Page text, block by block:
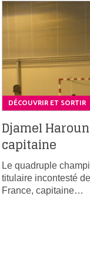
DÉCOUVRIR ET SORTIR
Djamel
capitaine
Le quadruple
titulaire incontesté
France, capitaine…